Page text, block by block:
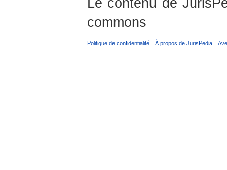
commons
Politique de confidentialité À propos de JurisPedia